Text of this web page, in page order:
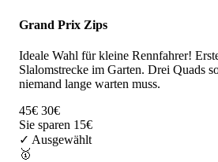
Grand Prix Zips
Ideale Wahl für kleine Rennfahrer!
Slalomstrecke im Garten. Drei Quads
niemand lange warten muss.
45€ 30€
Sie sparen 15€
✓ Ausgewählt
🥇